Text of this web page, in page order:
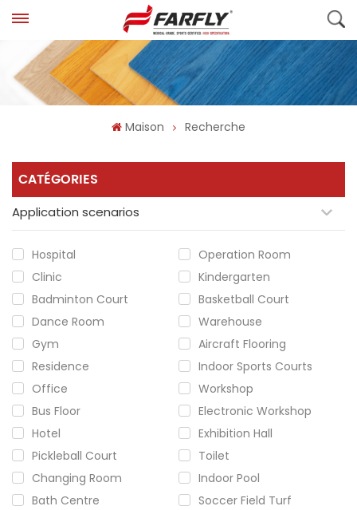
Maison Recherche
CATÉGORIES
Application scenarios
Hospital
Operation Room
Clinic
Kindergarten
Badminton Court
Basketball Court
Dance Room
Warehouse
Gym
Aircraft Flooring
Residence
Indoor Sports Courts
Office
Workshop
Bus Floor
Electronic Workshop
Hotel
Exhibition Hall
Pickleball Court
Toilet
Changing Room
Indoor Pool
Bath Centre
Soccer Field Turf